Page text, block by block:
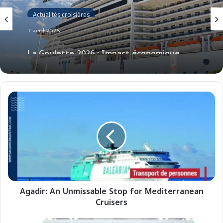
Actualités croisières
2 avril 2026
La Goulette 2026 : Impact économique
des croisières révélées
A
g
a
d
i
r
:
n
Agadir: An Unmissable Stop for Mediterranean
Cruisers